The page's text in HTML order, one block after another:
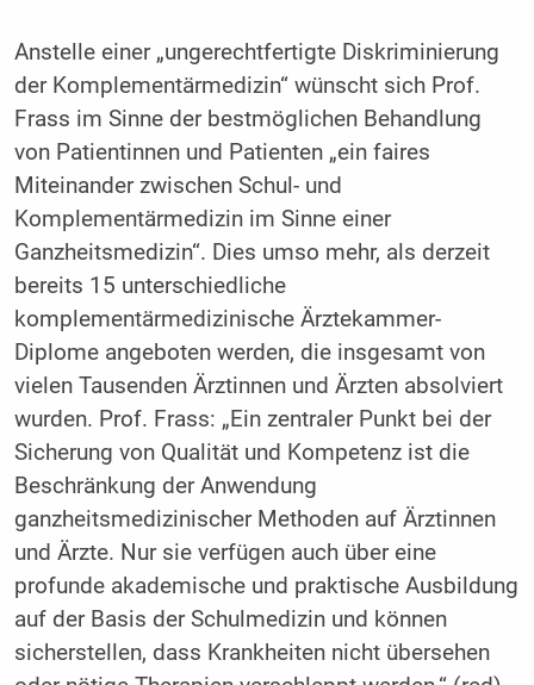
Anstelle einer „ungerechtfertigte Diskriminierung
der Komplementärmedizin“ wünscht sich Prof.
Frass im Sinne der bestmöglichen Behandlung
von Patientinnen und Patienten „ein faires
Miteinander zwischen Schul- und
Komplementärmedizin im Sinne einer
Ganzheitsmedizin“. Dies umso mehr, als derzeit
bereits 15 unterschiedliche
komplementärmedizinische Ärztekammer-
Diplome angeboten werden, die insgesamt von
vielen Tausenden Ärztinnen und Ärzten absolviert
wurden. Prof. Frass: „Ein zentraler Punkt bei der
Sicherung von Qualität und Kompetenz ist die
Beschränkung der Anwendung
ganzheitsmedizinischer Methoden auf Ärztinnen
und Ärzte. Nur sie verfügen auch über eine
profunde akademische und praktische Ausbildung
auf der Basis der Schulmedizin und können
sicherstellen, dass Krankheiten nicht übersehen